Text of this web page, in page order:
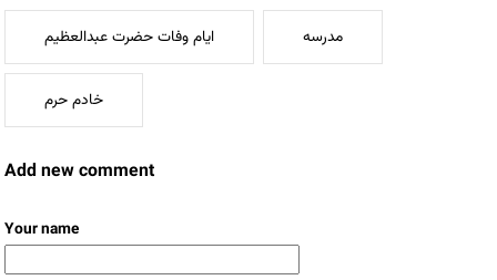
ایام وفات حضرت عبدالعظیم مدرسه
خادم حرم
Add new comment
Your name